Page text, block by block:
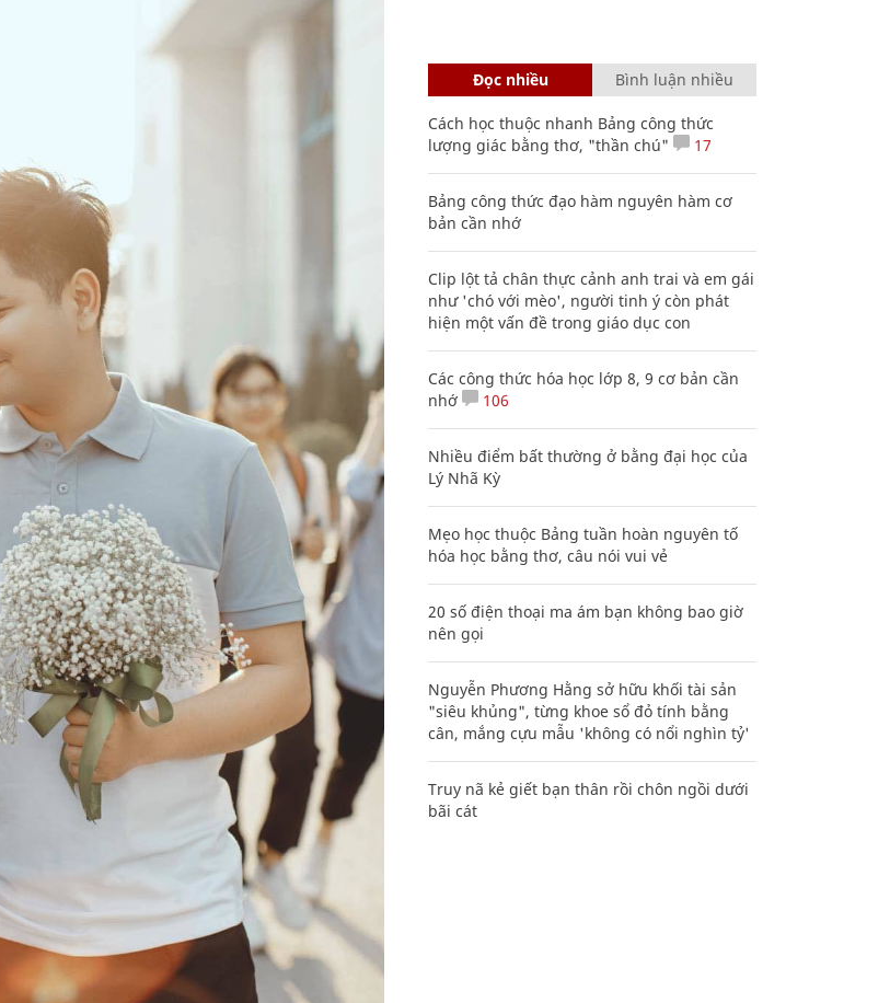
Đọc nhiều Bình luận nhiều
Cách học thuộc nhanh Bảng công thức
lượng giác bằng thơ, "thần chú"
17
Bảng công thức đạo hàm nguyên hàm cơ
bản cần nhớ
Clip lột tả chân thực cảnh anh trai và em gái
như 'chó với mèo', người tinh ý còn phát
hiện một vấn đề trong giáo dục con
Các công thức hóa học lớp 8, 9 cơ bản cần
nhớ
106
Nhiều điểm bất thường ở bằng đại học của
Lý Nhã Kỳ
Mẹo học thuộc Bảng tuần hoàn nguyên tố
hóa học bằng thơ, câu nói vui vẻ
20 số điện thoại ma ám bạn không bao giờ
nên gọi
Nguyễn Phương Hằng sở hữu khối tài sản
"siêu khủng", từng khoe sổ đỏ tính bằng
cân, mắng cựu mẫu 'không có nổi nghìn tỷ'
Truy nã kẻ giết bạn thân rồi chôn ngồi dưới
bãi cát